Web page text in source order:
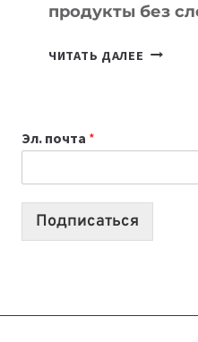
продукты без
ЧИТАТЬ ДАЛЕЕ 7
Эл. почта *
Подписаться